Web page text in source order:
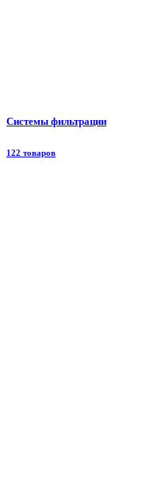
Системы фильтрации
122 товаров